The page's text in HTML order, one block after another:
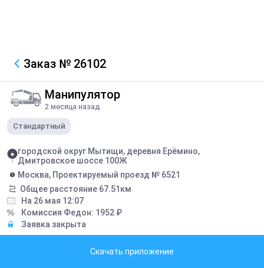
Заказ № 26102
Манипулятор
2 месяца назад
Стандартный
городской округ Мытищи, деревня Ерёмино,
Дмитровское шоссе 100Ж
Москва, Проектируемый проезд № 6521
Общее расстояние 67.51 км
На 26 мая 12:07
Комиссия Федон: 1952 ₽
Заявка закрыта
Грузоподъемность борта:5 тонн
Скачать приложение